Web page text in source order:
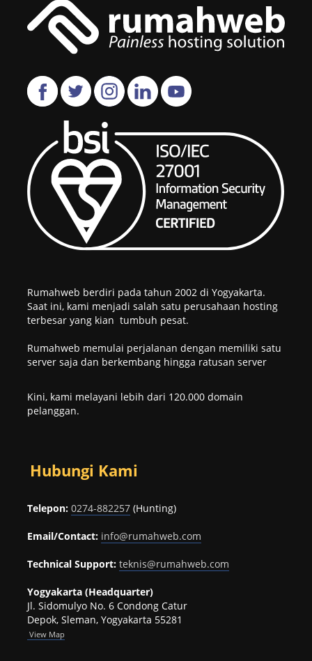
Rumahweb berdiri pada tahun 2002 di Yogyakarta.
Saat ini, kami menjadi salah satu perusahaan hosting
terbesar yang kian tumbuh pesat.
Rumahweb memulai perjalanan dengan memiliki satu
server saja dan berkembang hingga ratusan server
Kini, kami melayani lebih dari 120.000 domain
pelanggan.
Hubungi Kami
Telepon: 0274-882257 (Hunting)
Email/Contact: info@rumahweb.com
Technical Support: teknis@rumahweb.com
Yogyakarta (Headquarter)
Jl. Sidomulyo No. 6 Condong Catur
Depok, Sleman, Yogyakarta 55281
View Map